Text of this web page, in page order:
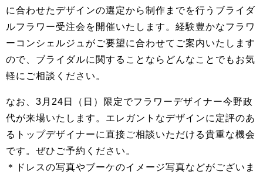
に合わせたデザインの選定から制作までを行うブライダ
ルフラワー受注会を開催いたします。経験豊かなフラワ
ーコンシェルジュがご要望に合わせてご案内いたします
ので、ブライダルに関することならどんなことでもお気
軽にご相談ください。
なお、3月24日（日）限定でフラワーデザイナー今野政
代が来場いたします。エレガントなデザインに定評のあ
るトップデザイナーに直接ご相談いただける貴重な機会
です。ぜひご予約ください。
＊ドレスの写真やブーケのイメージ写真などがございま